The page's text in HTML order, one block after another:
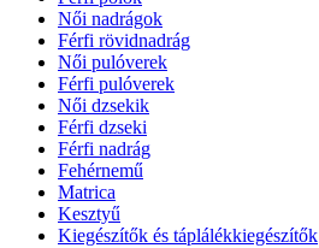
Női nadrágok
Férfi rövidnadrág
Női pulóverek
Férfi pulóverek
Női dzsekik
Férfi dzseki
Férfi nadrág
Fehérnemű
Matrica
Kesztyű
Kiegészítők és táplálékkiegészítők